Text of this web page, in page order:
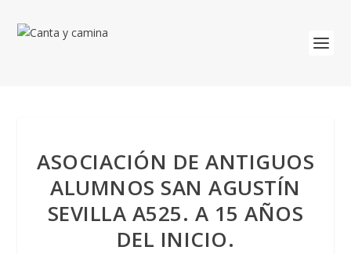
ASOCIACIÓN DE ANTIGUOS
ALUMNOS SAN AGUSTÍN
SEVILLA A525. A 15 AÑOS
DEL INICIO.